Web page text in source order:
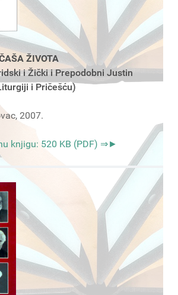
ŽIVOTA
i Žički i Prepodobni Justin
i Pričešću)
2007.
knjigu: 520 KB (PDF) ⇒►